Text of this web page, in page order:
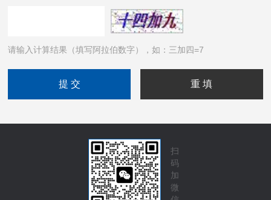
请输入计算结果（填写阿拉伯数字），如：三加四=7
扫
码
加
微